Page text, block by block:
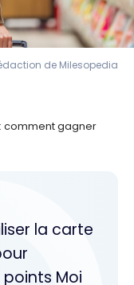
de Milesopedia
: comment gagner
la carte
Moi